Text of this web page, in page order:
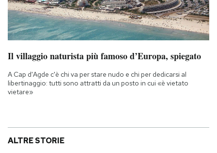
Il villaggio naturista più famoso d’Europa, spiegato
A Cap d'Agde c'è chi va per stare nudo e chi per dedicarsi al
libertinaggio: tutti sono attratti da un posto in cui «è vietato
vietare»
ALTRE STORIE